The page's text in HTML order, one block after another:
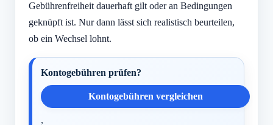
Gebührenfreiheit dauerhaft gilt oder an Bedingungen
geknüpft ist. Nur dann lässt sich realistisch beurteilen,
ob ein Wechsel lohnt.
Kontogebühren prüfen?
Kontogebühren vergleichen
,